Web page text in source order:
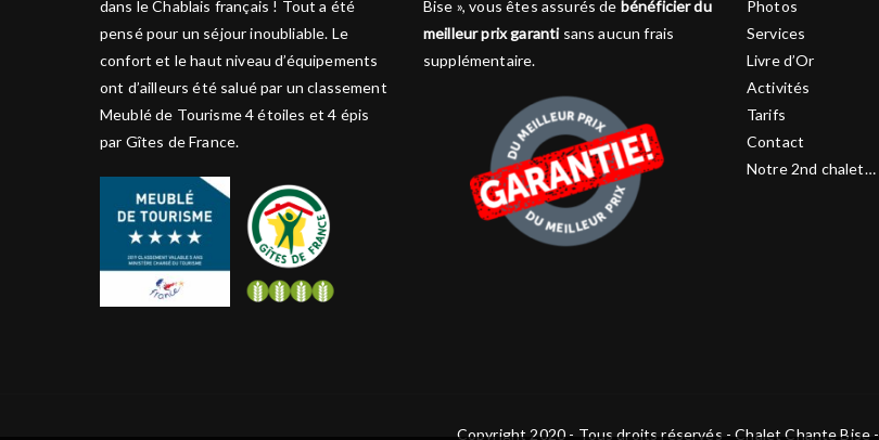
dans le Chablais français ! Tout a été
pensé pour un séjour inoubliable. Le
confort et le haut niveau d’équipements
ont d’ailleurs été salué par un classement
Meublé de Tourisme 4 étoiles et 4 épis
par Gîtes de France.
Bise », vous êtes assurés de bénéficier du
meilleur prix garantisans aucun frais
supplémentaire.
Photos
Services
Livre d’Or
Activités
Tarifs
Contact
Notre 2nd chalet…
Copyright 2020 - Tous droits réservés - Chalet Chante Bise -